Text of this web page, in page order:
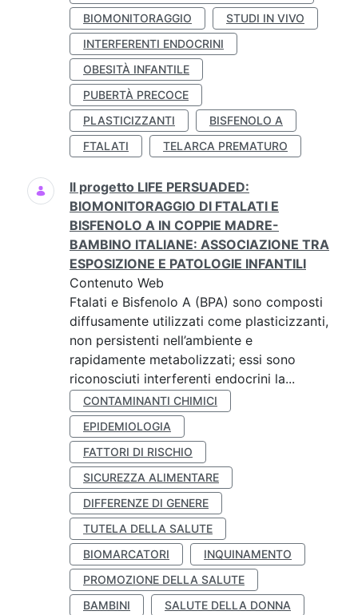
BIOMONITORAGGIO
STUDI IN VIVO
INTERFERENTI ENDOCRINI
OBESITÀ INFANTILE
PUBERTÀ PRECOCE
PLASTICIZZANTI
BISFENOLO A
FTALATI
TELARCA PREMATURO
Il progetto LIFE PERSUADED:
BIOMONITORAGGIO DI FTALATI E
BISFENOLO A IN COPPIE MADRE-
BAMBINO ITALIANE: ASSOCIAZIONE TRA
ESPOSIZIONE E PATOLOGIE INFANTILI
Contenuto Web
Ftalati e Bisfenolo A (BPA) sono composti
diffusamente utilizzati come plasticizzanti,
non persistenti nell’ambiente e
rapidamente metabolizzati; essi sono
riconosciuti interferenti endocrini la...
CONTAMINANTI CHIMICI
EPIDEMIOLOGIA
FATTORI DI RISCHIO
SICUREZZA ALIMENTARE
DIFFERENZE DI GENERE
TUTELA DELLA SALUTE
BIOMARCATORI
INQUINAMENTO
PROMOZIONE DELLA SALUTE
BAMBINI
SALUTE DELLA DONNA